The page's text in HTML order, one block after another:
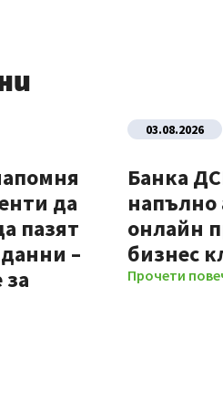
да
пазят
–
за
03.08.2026
Банка
напълно
онлайн
бизнес
Прочети